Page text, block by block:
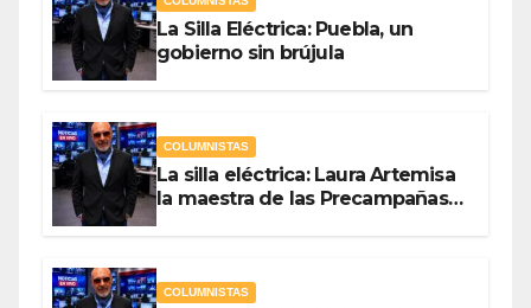
La Silla Eléctrica: Puebla, un
gobierno sin brújula
COLUMNISTAS
La silla eléctrica: Laura Artemisa
la maestra de las Precampañas
COLUMNISTAS